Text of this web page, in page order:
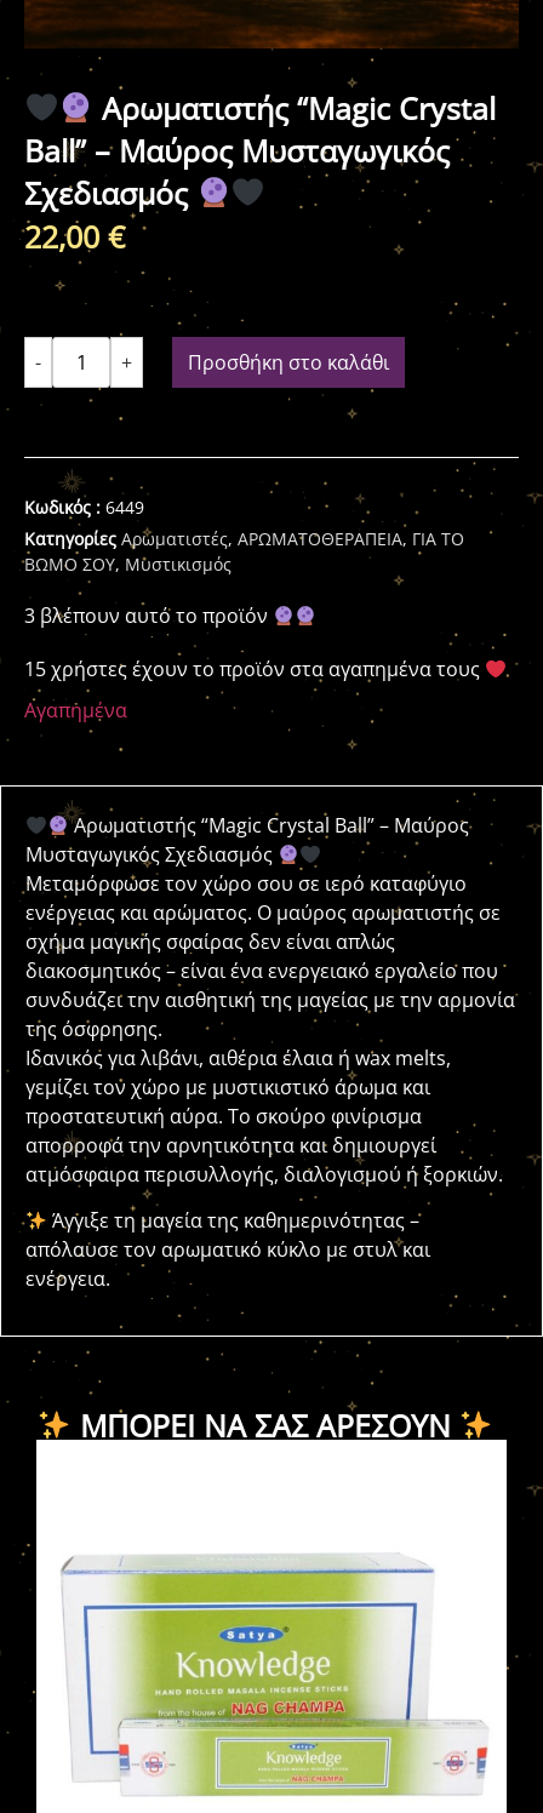
Αρωματιστής “Magic Crystal
Ball” – Μαύρος Μυσταγωγικός
Σχεδιασμός
22,00 €
- + Προσθήκη στο καλάθι
Κωδικός : 6449
Κατηγορίες Αρωματιστές, ΑΡΩΜΑΤΟΘΕΡΑΠΕΙΑ, ΓΙΑ ΤΟ
ΒΩΜΟ ΣΟΥ, Μυστικισμός
3 βλέπουν αυτό το προϊόν
15 χρήστες έχουν το προϊόν στα αγαπημένα τους
Αγαπημένα
Αρωματιστής “Magic Crystal Ball” – Μαύρος
Μυσταγωγικός Σχεδιασμός
Μεταμόρφωσε τον χώρο σου σε ιερό καταφύγιο
ενέργειας και αρώματος. Ο μαύρος αρωματιστής σε
σχήμα μαγικής σφαίρας δεν είναι απλώς
διακοσμητικός – είναι ένα ενεργειακό εργαλείο που
συνδυάζει την αισθητική της μαγείας με την αρμονία
της όσφρησης.
Ιδανικός για λιβάνι, αιθέρια έλαια ή wax melts,
γεμίζει τον χώρο με μυστικιστικό άρωμα και
προστατευτική αύρα. Το σκούρο φινίρισμα
απορροφά την αρνητικότητα και δημιουργεί
ατμόσφαιρα περισυλλογής, διαλογισμού ή ξορκιών.
Άγγιξε τη μαγεία της καθημερινότητας –
απόλαυσε τον αρωματικό κύκλο με στυλ και
ενέργεια.
ΜΠΟΡΕΊ ΝΑ ΣΑΣ ΑΡΈΣΟΥΝ